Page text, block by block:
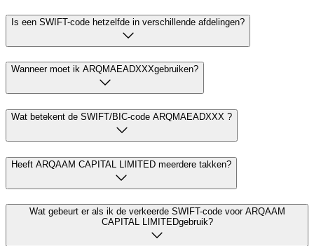
Is een SWIFT-code hetzelfde in verschillende afdelingen?
Wanneer moet ik ARQMAEADXXXgebruiken?
Wat betekent de SWIFT/BIC-code ARQMAEADXXX ?
Heeft ARQAAM CAPITAL LIMITED meerdere takken?
Wat gebeurt er als ik de verkeerde SWIFT-code voor ARQAAM
CAPITAL LIMITEDgebruik?